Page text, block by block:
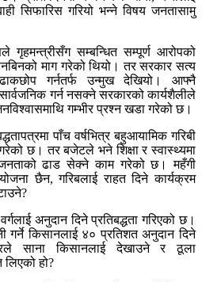
सिफारिस गरियो भन्ने विषय जनतासामु
गृहमन्त्रीसँग सम्बन्धित सम्पूर्ण आरोपको
माग गरेको थियो। तर सरकार सत्य
ढाकछोप गर्नतर्फ उन्मुख देखियो। आफ्नै
गर्न नसक्ने सरकारको कार्यशैलीले
गम्भीर प्रश्न खडा गरेको छ।
पाँच वर्षभित्र बहुआयामिक गरिबी
छ। तर बजेटले भने शिक्षा र स्वास्थ्यमा
ढाड सेक्ने काम गरेको छ। महँगी
छैन, गरिबलाई राहत दिने कार्यक्रम
अनुदान दिने प्रतिबद्धता गरिएको छ।
गर्ने किसानलाई ४० प्रतिशत अनुदान दिने
साना किसानलाई देखाउने र ठूला
लिएको हो?